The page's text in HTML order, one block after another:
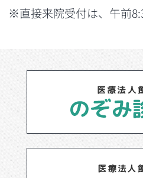
※直接来院受付は、午前